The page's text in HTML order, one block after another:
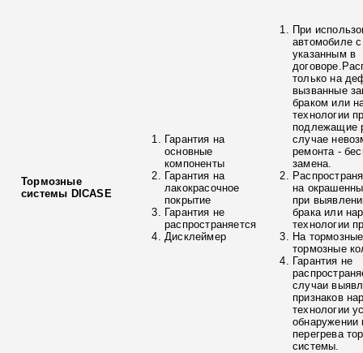
Тормозные
системы DICASE
Гарантия на
основные
компоненты
Гарантия на
лакокрасочное
покрытие
Гарантия не
распространяется
Дисклеймер
При
автомобиле
указанным в
только на
вызванные
браком или
технологии
подлежащие
случае
ремонта -
замена.
на
при
брака или
технологии
На
тормозные
Гарантия не
случаи
признаков
технологии
обнаружении
перегрева
системы.